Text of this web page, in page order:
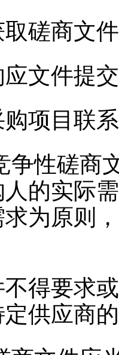
商文件
件提交
目联系
争性磋商
的实际
为原则
要求或
供应商